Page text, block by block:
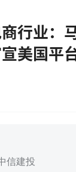
行业：
美国平
信建投